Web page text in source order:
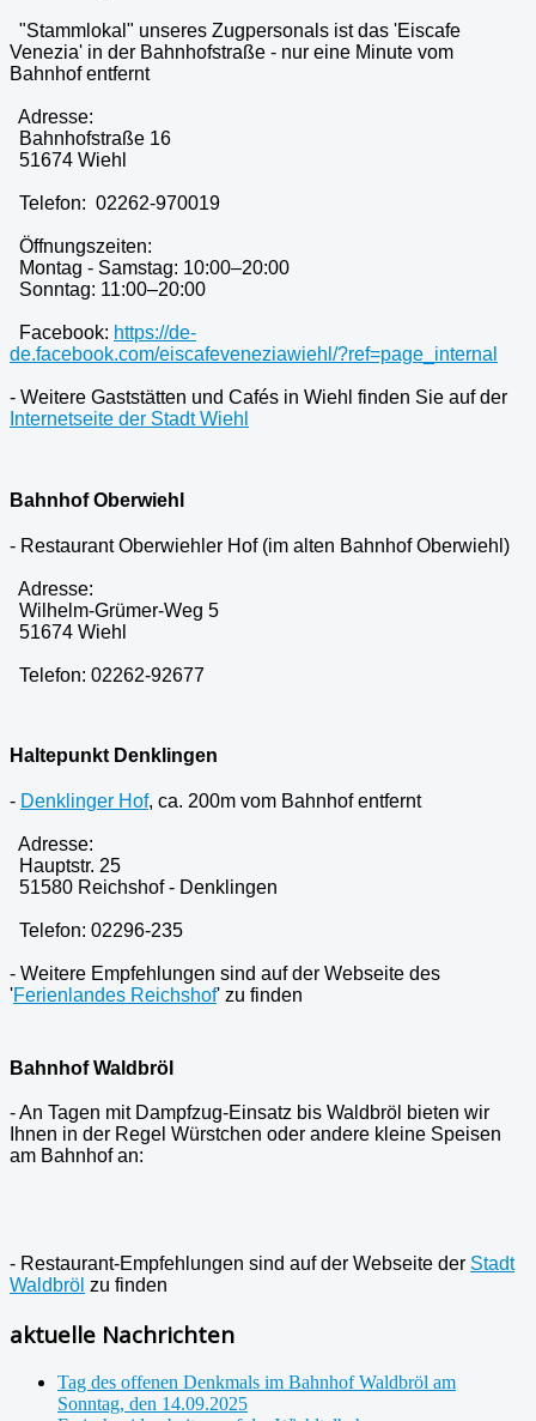
"Stammlokal" unseres Zugpersonals ist das 'Eiscafe
Venezia' in der Bahnhofstraße - nur eine Minute vom
Bahnhof entfernt
Adresse:
Bahnhofstraße 16
51674 Wiehl
Telefon: 02262-970019
Öffnungszeiten:
Montag - Samstag: 10:00–20:00
Sonntag: 11:00–20:00
Facebook: https://de-
de.facebook.com/eiscafeveneziawiehl/?ref=page_internal
- Weitere Gaststätten und Cafés in Wiehl finden Sie auf der
Internetseite der Stadt Wiehl
Bahnhof Oberwiehl
- Restaurant Oberwiehler Hof (im alten Bahnhof Oberwiehl)
Adresse:
Wilhelm-Grümer-Weg 5
51674 Wiehl
Telefon: 02262-92677
Haltepunkt Denklingen
- Denklinger Hof, ca. 200m vom Bahnhof entfernt
Adresse:
Hauptstr. 25
51580 Reichshof - Denklingen
Telefon: 02296-235
- Weitere Empfehlungen sind auf der Webseite des
'Ferienlandes Reichshof' zu finden
Bahnhof Waldbröl
- An Tagen mit Dampfzug-Einsatz bis Waldbröl bieten wir
Ihnen in der Regel Würstchen oder andere kleine Speisen
am Bahnhof an:
- Restaurant-Empfehlungen sind auf der Webseite der Stadt
Waldbröl zu finden
aktuelle Nachrichten
Tag des offenen Denkmals im Bahnhof Waldbröl am
Sonntag, den 14.09.2025